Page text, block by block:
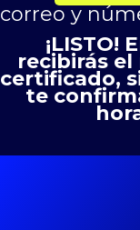
correo y
¡LISTO!
recibirás
certificado,
te